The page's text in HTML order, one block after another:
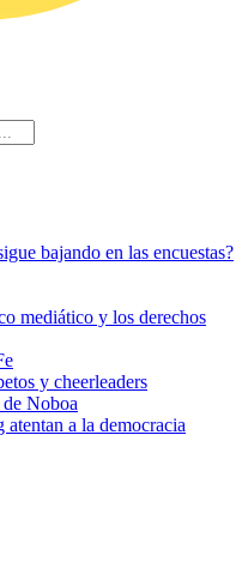
bajando en las encuestas?
mediático y los derechos
y cheerleaders
Noboa
a la democracia